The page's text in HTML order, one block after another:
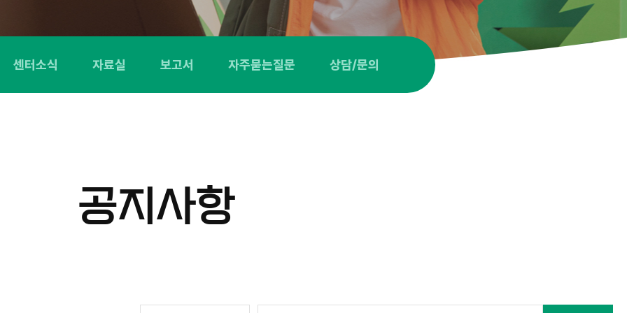
센터소식 자료실 보고서 자주묻는질문 상담/문의
공지사항